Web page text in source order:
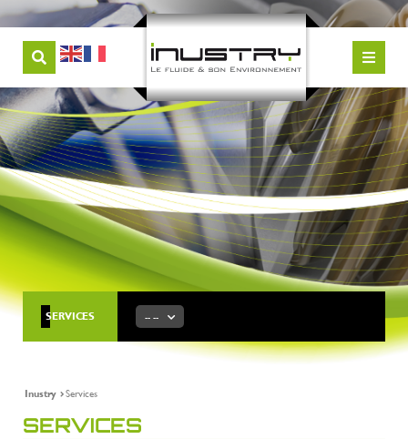
SERVICES -- --
Inustry Services
SERVICES